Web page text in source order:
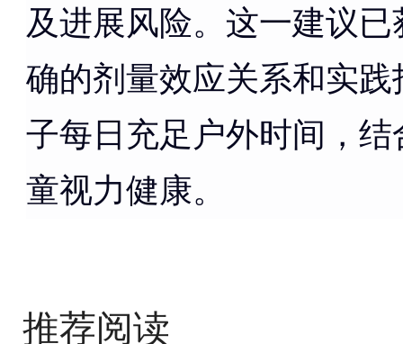
及进展风险。这一建议
确的剂量效应关系和实
子每日充足户外时间，
童视力健康。
推荐阅读